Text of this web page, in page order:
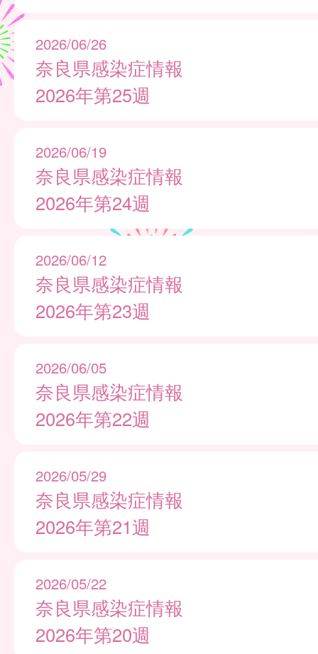
2026/06/26
奈良県感染症情報
2026年第25週
2026/06/19
奈良県感染症情報
2026年第24週
2026/06/12
奈良県感染症情報
2026年第23週
2026/06/05
奈良県感染症情報
2026年第22週
2026/05/29
奈良県感染症情報
2026年第21週
2026/05/22
奈良県感染症情報
2026年第20週